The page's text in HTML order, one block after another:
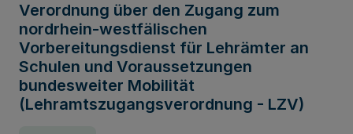
Verordnung über den Zugang zum
nordrhein-westfälischen
Vorbereitungsdienst für Lehrämter an
Schulen und Voraussetzungen
bundesweiter Mobilität
(Lehramtszugangsverordnung - LZV)